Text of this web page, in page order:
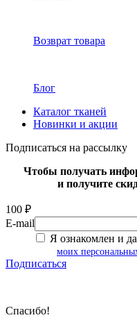
Возврат товара
Блог
Каталог тканей
Новинки и акции
Подписаться на рассылку
Чтобы получать
и получите
100 ₽
E-mail
Я ознакомлен и
моих
Подписаться
Спасибо!